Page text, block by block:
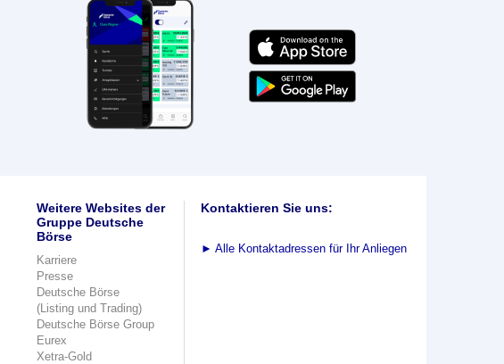
Weitere Websites der
Gruppe Deutsche
Börse
Karriere
Presse
Deutsche Börse
(Listing und Trading)
Deutsche Börse Group
Eurex
Xetra-Gold
Kontaktieren Sie uns:
► Alle Kontaktadressen für Ihr Anliegen